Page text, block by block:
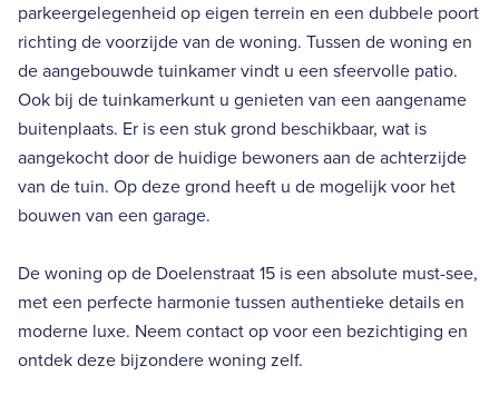
parkeergelegenheid op eigen terrein en een dubbele poort
richting de voorzijde van de woning. Tussen de woning en
de aangebouwde tuinkamer vindt u een sfeervolle patio.
Ook bij de tuinkamerkunt u genieten van een aangename
buitenplaats. Er is een stuk grond beschikbaar, wat is
aangekocht door de huidige bewoners aan de achterzijde
van de tuin. Op deze grond heeft u de mogelijk voor het
bouwen van een garage.
De woning op de Doelenstraat 15 is een absolute must-see,
met een perfecte harmonie tussen authentieke details en
moderne luxe. Neem contact op voor een bezichtiging en
ontdek deze bijzondere woning zelf.